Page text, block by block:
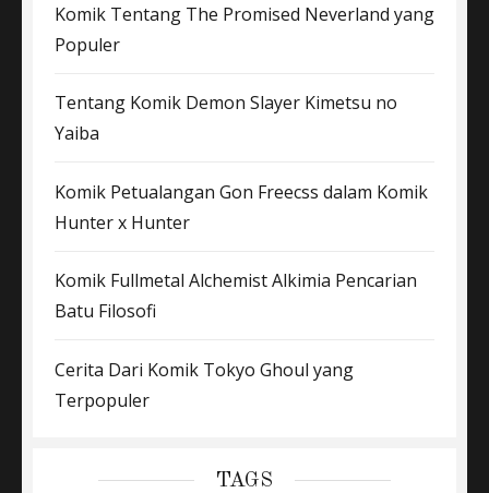
Komik Tentang The Promised Neverland yang
Populer
Tentang Komik Demon Slayer Kimetsu no
Yaiba
Komik Petualangan Gon Freecss dalam Komik
Hunter x Hunter
Komik Fullmetal Alchemist Alkimia Pencarian
Batu Filosofi
Cerita Dari Komik Tokyo Ghoul yang
Terpopuler
TAGS